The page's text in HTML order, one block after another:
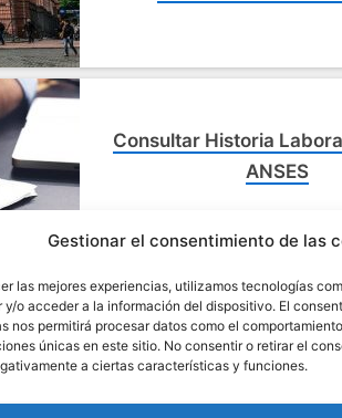
Gestionar el consentimiento de las
las mejores experiencias, utilizamos tecnologías
y/o acceder a la información del dispositivo. El
nos permitirá procesar datos como el
únicas en este sitio. No consentir o retirar el
a ciertas características y funciones.
Consultar Historia
ANSES